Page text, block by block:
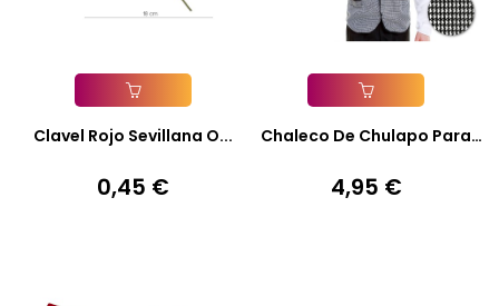
Añadir A La Cesta
Clavel Rojo Sevillana O...
Precio
0,45 €
Añadir A La Cesta
Chaleco De Chulapo Para
Precio
4,95 €